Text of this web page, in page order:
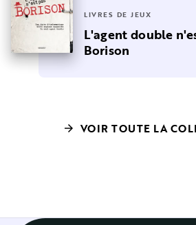
LIVRES DE JEUX
L'agent double
Borison
arrow_forward VOIR TOUTE LA